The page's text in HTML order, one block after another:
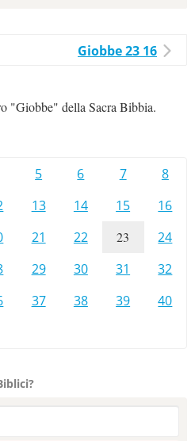
Giobbe 23 16
"Giobbe" della Sacra Bibbia.
5 6 7
8
13 14 15
16
21 22 23
24
29 30 31
32
37 38 39
40